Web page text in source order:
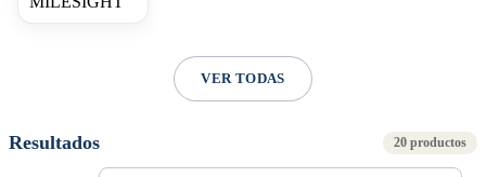
VER TODAS
Resultados 20 productos